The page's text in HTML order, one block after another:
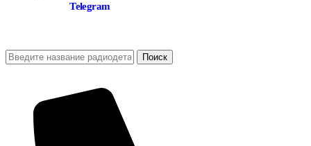
Telegram
Поиск